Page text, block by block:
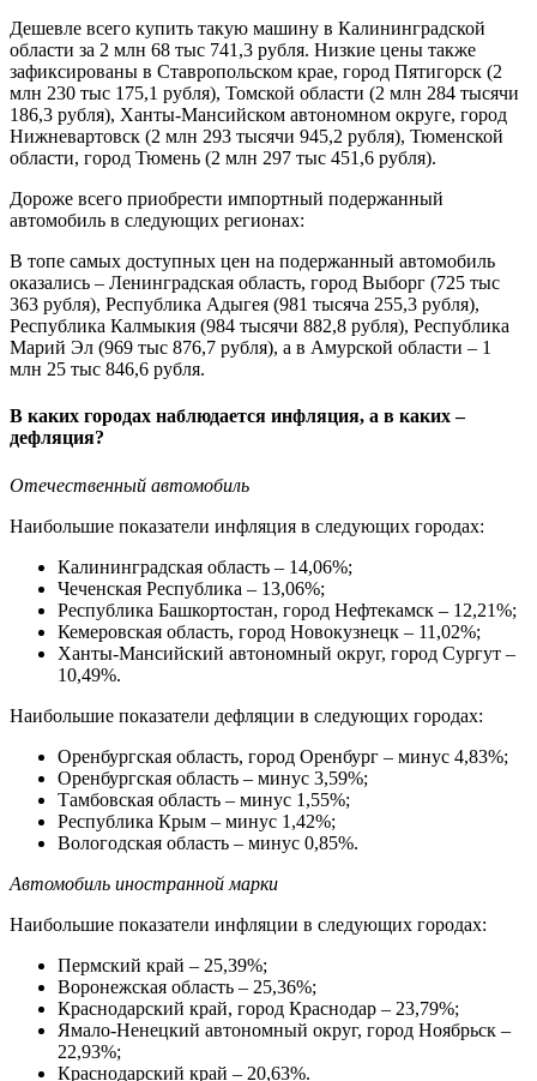
Дешевле всего купить такую машину в Калининградской
области за 2 млн 68 тыс 741,3 рубля. Низкие цены также
зафиксированы в Ставропольском крае, город Пятигорск (2
млн 230 тыс 175,1 рубля), Томской области (2 млн 284 тысячи
186,3 рубля), Ханты-Мансийском автономном округе, город
Нижневартовск (2 млн 293 тысячи 945,2 рубля), Тюменской
области, город Тюмень (2 млн 297 тыс 451,6 рубля).
Дороже всего приобрести импортный подержанный
автомобиль в следующих регионах:
В топе самых доступных цен на подержанный автомобиль
оказались – Ленинградская область, город Выборг (725 тыс
363 рубля), Республика Адыгея (981 тысяча 255,3 рубля),
Республика Калмыкия (984 тысячи 882,8 рубля), Республика
Марий Эл (969 тыс 876,7 рубля), а в Амурской области – 1
млн 25 тыс 846,6 рубля.
В каких городах наблюдается инфляция, а в каких –
дефляция?
Отечественный автомобиль
Наибольшие показатели инфляция в следующих городах:
Калининградская область – 14,06%;
Чеченская Республика – 13,06%;
Республика Башкортостан, город Нефтекамск – 12,21%;
Кемеровская область, город Новокузнецк – 11,02%;
Ханты-Мансийский автономный округ, город Сургут –
10,49%.
Наибольшие показатели дефляции в следующих городах:
Оренбургская область, город Оренбург – минус 4,83%;
Оренбургская область – минус 3,59%;
Тамбовская область – минус 1,55%;
Республика Крым – минус 1,42%;
Вологодская область – минус 0,85%.
Автомобиль иностранной марки
Наибольшие показатели инфляции в следующих городах:
Пермский край – 25,39%;
Воронежская область – 25,36%;
Краснодарский край, город Краснодар – 23,79%;
Ямало-Ненецкий автономный округ, город Ноябрьск –
22,93%;
Краснодарский край – 20,63%.